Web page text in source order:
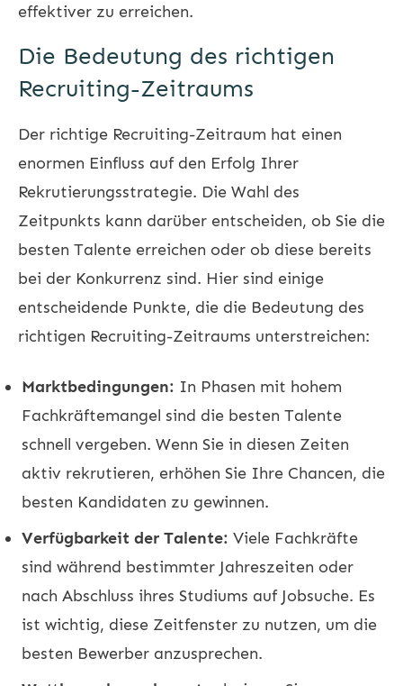
effektiver zu erreichen.
Die Bedeutung des richtigen
Recruiting-Zeitraums
Der richtige Recruiting-Zeitraum hat einen
enormen Einfluss auf den Erfolg Ihrer
Rekrutierungsstrategie. Die Wahl des
Zeitpunkts kann darüber entscheiden, ob Sie die
besten Talente erreichen oder ob diese bereits
bei der Konkurrenz sind. Hier sind einige
entscheidende Punkte, die die Bedeutung des
richtigen Recruiting-Zeitraums unterstreichen:
Marktbedingungen: In Phasen mit hohem
Fachkräftemangel sind die besten Talente
schnell vergeben. Wenn Sie in diesen Zeiten
aktiv rekrutieren, erhöhen Sie Ihre Chancen, die
besten Kandidaten zu gewinnen.
Verfügbarkeit der Talente: Viele Fachkräfte
sind während bestimmter Jahreszeiten oder
nach Abschluss ihres Studiums auf Jobsuche. Es
ist wichtig, diese Zeitfenster zu nutzen, um die
besten Bewerber anzusprechen.